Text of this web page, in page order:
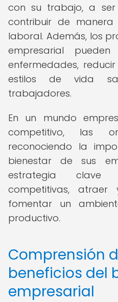
con su trabajo, a
contribuir de
laboral. Además, los
empresarial
enfermedades,
estilos de vida
trabajadores.
En un mundo
competitivo, las
reconociendo la
bienestar de sus
estrategia clave
competitivas,
fomentar un
productivo.
Comprensión
beneficios del
empresarial